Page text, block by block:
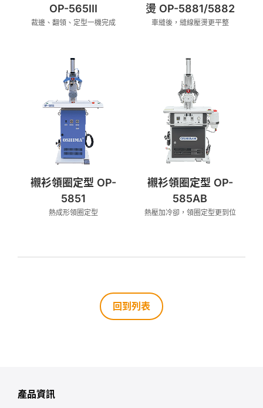
OP-565III
裁邊、翻領、定型一機完成
燙 OP-5881/5882
車縫後，縫線壓燙更平整
襯衫領圈定型 OP-
5851
熱成形領圈定型
襯衫領圈定型 OP-
585AB
熱壓加冷卻，領圈定型更到位
回到列表
產品資訊